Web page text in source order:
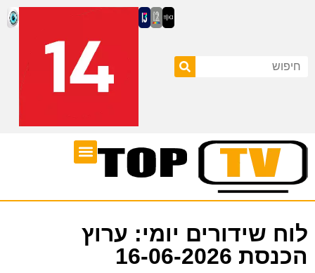
לוח שידורים יומי: ערוץ
הכנסת 16-06-2026